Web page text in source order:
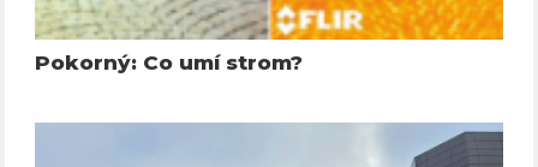
Pokorný: Co umí strom?